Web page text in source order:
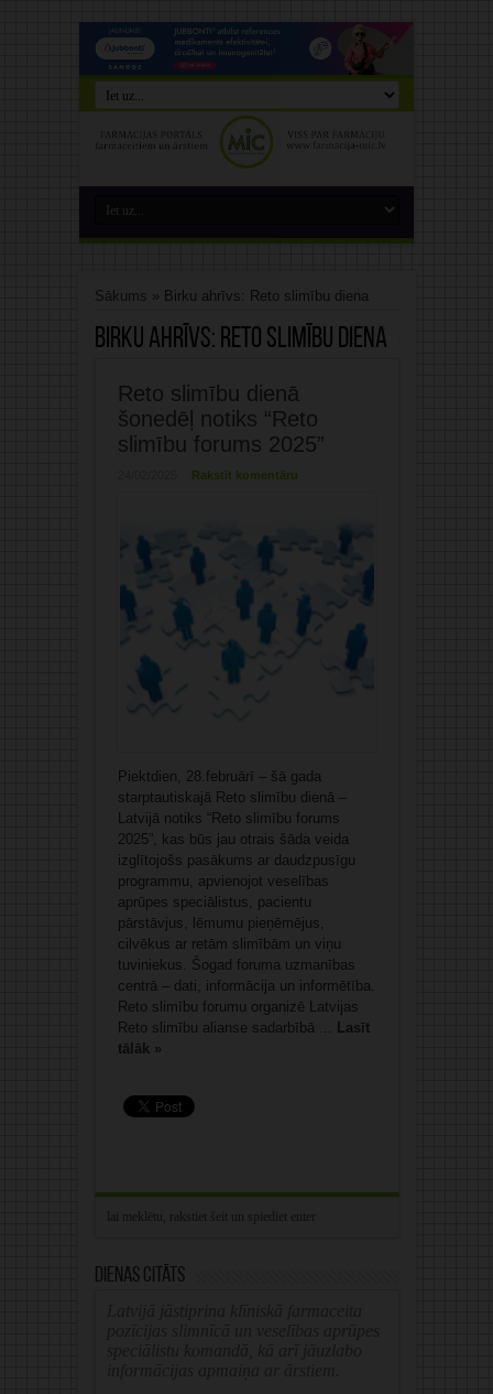
Sākums » Birku ahrīvs: Reto slimību diena
Birku ahrīvs: Reto slimību diena
Reto slimību dienā
šonedēļ notiks “Reto
slimību forums 2025”
Rakstīt komentāru
Piektdien, 28.februārī – šā gada
starptautiskajā Reto slimību dienā –
Latvijā notiks “Reto slimību forums
2025”, kas būs jau otrais šāda veida
izglītojošs pasākums ar daudzpusīgu
programmu, apvienojot veselības
aprūpes speciālistus, pacientu
pārstāvjus, lēmumu pieņēmējus,
cilvēkus ar retām slimībām un viņu
tuviniekus. Šogad foruma uzmanības
centrā – dati, informācija un informētība.
Reto slimību forumu organizē Latvijas
Reto slimību alianse sadarbībā ... Lasīt
tālāk »
Dienas citāts